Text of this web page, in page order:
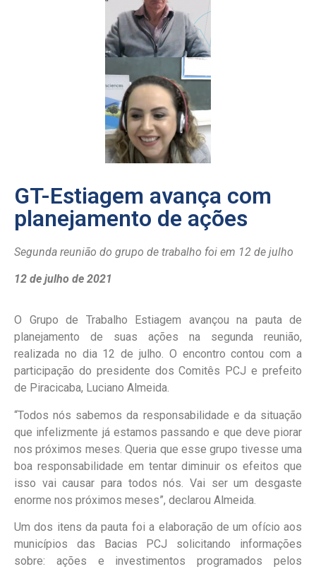
GT-Estiagem avança com
planejamento de ações
Segunda reunião do grupo de trabalho foi em 12 de julho
12 de julho de 2021
O Grupo de Trabalho Estiagem avançou na pauta de
planejamento de suas ações na segunda reunião,
realizada no dia 12 de julho. O encontro contou com a
participação do presidente dos Comitês PCJ e prefeito
de Piracicaba, Luciano Almeida.
“Todos nós sabemos da responsabilidade e da situação
que infelizmente já estamos passando e que deve piorar
nos próximos meses. Queria que esse grupo tivesse uma
boa responsabilidade em tentar diminuir os efeitos que
isso vai causar para todos nós. Vai ser um desgaste
enorme nos próximos meses”, declarou Almeida.
Um dos itens da pauta foi a elaboração de um ofício aos
municípios das Bacias PCJ solicitando informações
sobre: ações e investimentos programados pelos